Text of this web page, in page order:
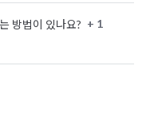
방법이 있나요? + 1